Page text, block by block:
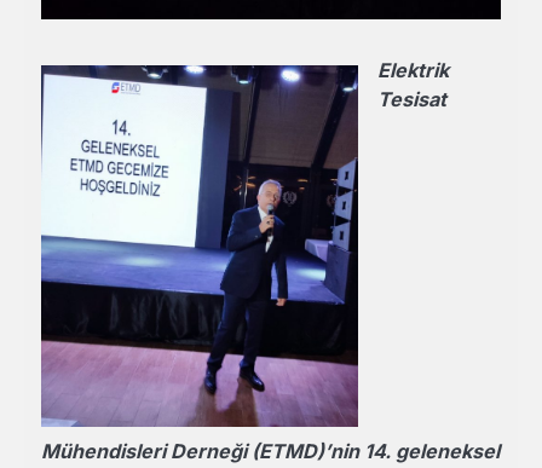
Elektrik
Tesisat
Mühendisleri Derneği (ETMD)’nin 14. geleneksel